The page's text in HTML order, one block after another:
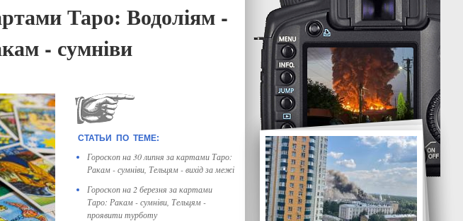
Таро: Водоліям -
- сумніви
Гороскоп на 30 липня за картами Таро:
Ракам - сумніви, Тельцям - вихід за межі
Гороскоп на 2 березня за картами
Таро: Ракам - сумніви, Тельцям -
проявити турботу